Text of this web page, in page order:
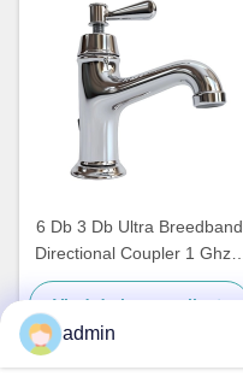
6 Db 3 Db Ultra Breedband
Directional Coupler 1 Ghz 3
Ghz 2 6 Ghz 18 Ghz
280x187x40 mm
Vind de beste prijs
admin